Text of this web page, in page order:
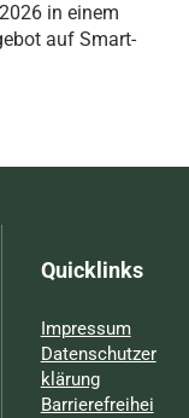
in einem
auf Smart-
Quicklinks
Impressum
Datenschutzer
klärung
Barrierefreihei